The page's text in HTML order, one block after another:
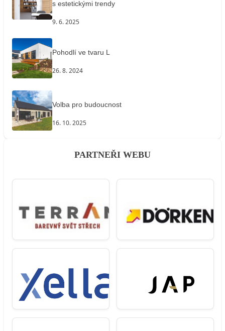
s estetickými trendy
9. 6. 2025
Pohodlí ve tvaru L
26. 8. 2024
Volba pro budoucnost
16. 10. 2025
PARTNEŘI WEBU